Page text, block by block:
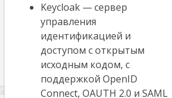
Keycloak — сервер
управления
идентификацией и
доступом с открытым
исходным кодом, с
поддержкой OpenID
Connect, OAUTH 2.0 и SAML